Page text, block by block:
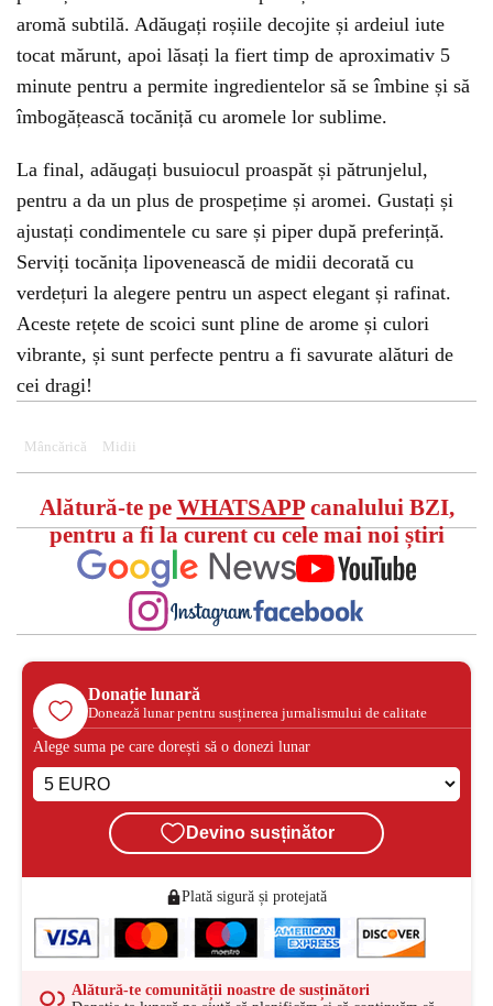
aromă subtilă. Adăugați roșiile decojite și ardeiul iute
tocat mărunt, apoi lăsați la fiert timp de aproximativ 5
minute pentru a permite ingredientelor să se îmbine și să
îmbogățească tocăniță cu aromele lor sublime.
La final, adăugați busuiocul proaspăt și pătrunjelul,
pentru a da un plus de prospețime și aromei. Gustați și
ajustați condimentele cu sare și piper după preferință.
Serviți tocănița lipovenească de midii decorată cu
verdețuri la alegere pentru un aspect elegant și rafinat.
Aceste rețete de scoici sunt pline de arome și culori
vibrante, și sunt perfecte pentru a fi savurate alături de
cei dragi!
Mâncărică Midii
Alătură-te pe WHATSAPPcanalului BZI,
pentru a fi la curent cu cele mai noi știri
Donație lunară
Donează lunar pentru susținerea jurnalismului de calitate
Alege suma pe care dorești să o donezi lunar
Devino susținător
Plată sigură și protejată
Alătură-te comunității noastre de susținători